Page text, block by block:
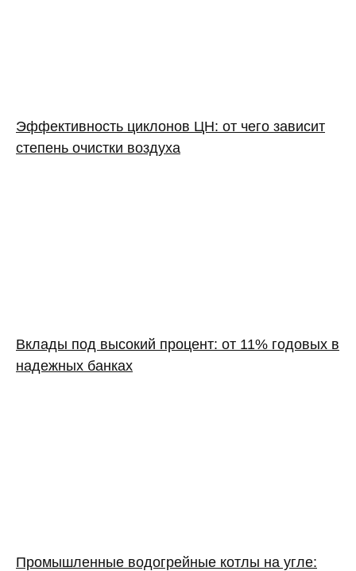
Эффективность циклонов ЦН: от чего зависит
степень очистки воздуха
Вклады под высокий процент: от 11% годовых в
надежных банках
Промышленные водогрейные котлы на угле: